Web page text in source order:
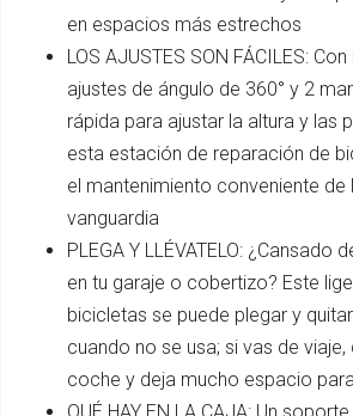
en espacios más estrechos
LOS AJUSTES SON FÁCILES:
ajustes de ángulo de 360° y 2
rápida para ajustar la altura y las
esta estación de reparación de
el mantenimiento conveniente de
vanguardia
PLEGA Y LLÉVATELO: ¿Cansado
en tu garaje o cobertizo? Este
bicicletas se puede plegar y
cuando no se usa; si vas de viaje,
coche y deja mucho espacio